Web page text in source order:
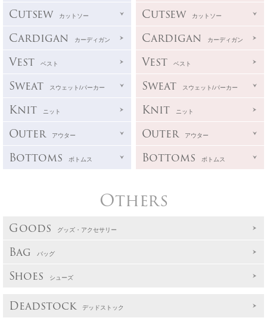
Cutsew カットソー
Cardigan カーディガン
Vest ベスト
Sweat スウェット/パーカー
Knit ニット
Outer アウター
Bottoms ボトムス
Cutsew カットソー
Cardigan カーディガン
Vest ベスト
Sweat スウェット/パーカー
Knit ニット
Outer アウター
Bottoms ボトムス
Others
Goods グッズ・アクセサリー
Bag バッグ
Shoes シューズ
Deadstock デッドストック